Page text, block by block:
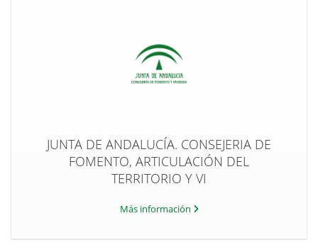
JUNTA DE ANDALUCÍA. CONSEJERIA DE
FOMENTO, ARTICULACIÓN DEL
TERRITORIO Y VI
Más información